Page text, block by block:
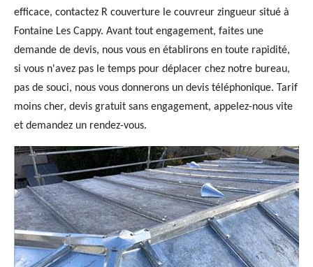
efficace, contactez R couverture le couvreur zingueur situé à
Fontaine Les Cappy. Avant tout engagement, faites une
demande de devis, nous vous en établirons en toute rapidité,
si vous n'avez pas le temps pour déplacer chez notre bureau,
pas de souci, nous vous donnerons un devis téléphonique. Tarif
moins cher, devis gratuit sans engagement, appelez-nous vite
et demandez un rendez-vous.